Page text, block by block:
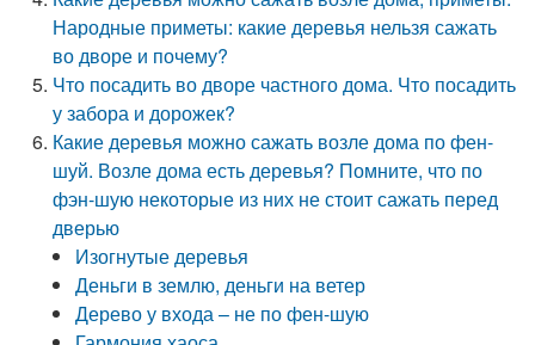
Народные приметы: какие деревья нельзя сажать
во дворе и почему?
Что посадить во дворе частного дома. Что посадить
у забора и дорожек?
Какие деревья можно сажать возле дома по фен-
шуй. Возле дома есть деревья? Помните, что по
фэн-шую некоторые из них не стоит сажать перед
дверью
Изогнутые деревья
Деньги в землю, деньги на ветер
Дерево у входа – не по фен-шую